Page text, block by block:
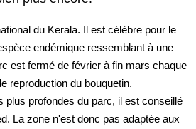
du Kerala. Il est célèbre pour le
endémique ressemblant à une
est fermé de février à fin mars chaque
reproduction du bouquetin.
plus profondes du parc, il est conseillé
La zone n'est donc pas adaptée aux